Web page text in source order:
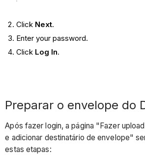
Click Next.
Enter your password.
Click Log In.
Preparar o envelope do
Após fazer login, a página "Fazer
e adicionar destinatário de envelope"
estas etapas: